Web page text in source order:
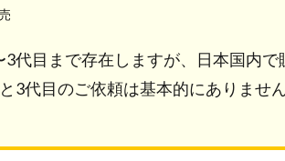
3代目まで存在しますが、日本国内
3代目のご依頼は基本的にありませ